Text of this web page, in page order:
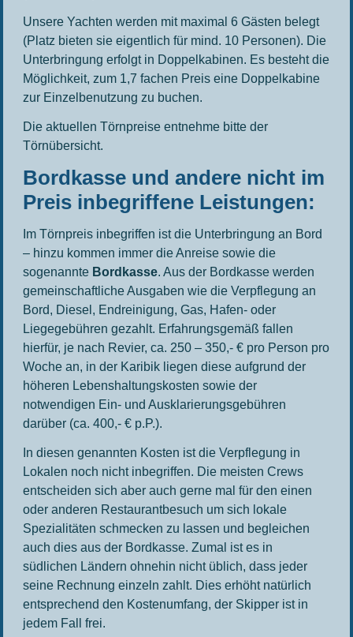
Unsere Yachten werden mit maximal 6 Gästen belegt
(Platz bieten sie eigentlich für mind. 10 Personen). Die
Unterbringung erfolgt in Doppelkabinen. Es besteht die
Möglichkeit, zum 1,7 fachen Preis eine Doppelkabine
zur Einzelbenutzung zu buchen.
Die aktuellen Törnpreise entnehme bitte der
Törnübersicht.
Bordkasse und andere nicht im
Preis inbegriffene Leistungen:
Im Törnpreis inbegriffen ist die Unterbringung an Bord
– hinzu kommen immer die Anreise sowie die
sogenannte Bordkasse. Aus der Bordkasse werden
gemeinschaftliche Ausgaben wie die Verpflegung an
Bord, Diesel, Endreinigung, Gas, Hafen- oder
Liegegebühren gezahlt. Erfahrungsgemäß fallen
hierfür, je nach Revier, ca. 250 – 350,- € pro Person pro
Woche an, in der Karibik liegen diese aufgrund der
höheren Lebenshaltungskosten sowie der
notwendigen Ein- und Ausklarierungsgebühren
darüber (ca. 400,- € p.P.).
In diesen genannten Kosten ist die Verpflegung in
Lokalen noch nicht inbegriffen. Die meisten Crews
entscheiden sich aber auch gerne mal für den einen
oder anderen Restaurantbesuch um sich lokale
Spezialitäten schmecken zu lassen und begleichen
auch dies aus der Bordkasse. Zumal ist es in
südlichen Ländern ohnehin nicht üblich, dass jeder
seine Rechnung einzeln zahlt. Dies erhöht natürlich
entsprechend den Kostenumfang, der Skipper ist in
jedem Fall frei.